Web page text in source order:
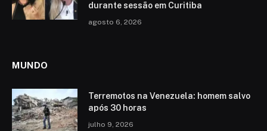
durante sessão em Curitiba
agosto 6, 2026
MUNDO
Terremotos na Venezuela: homem salvo
após 30 horas
julho 9, 2026